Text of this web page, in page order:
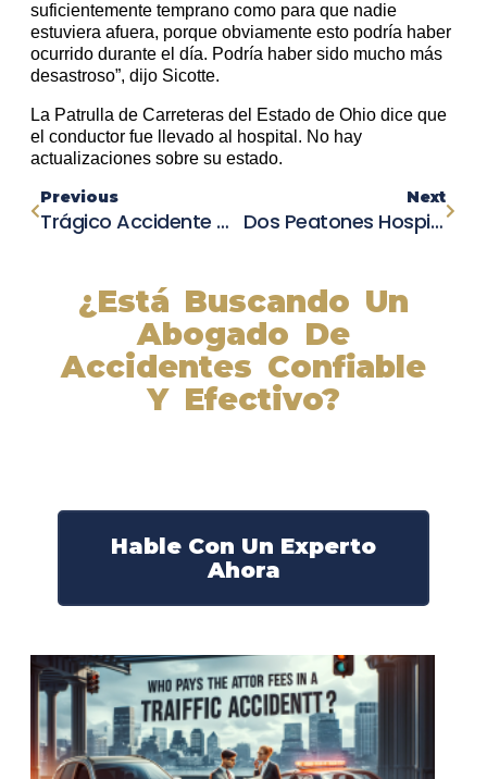
suficientemente temprano como para que nadie
estuviera afuera, porque obviamente esto podría haber
ocurrido durante el día. Podría haber sido mucho más
desastroso”, dijo Sicotte.
La Patrulla de Carreteras del Estado de Ohio dice que
el conductor fue llevado al hospital. No hay
actualizaciones sobre su estado.
Previous
Trágico Accidente Mortal En Northridge: Motociclista Muere Atropellado En Choque Y Fuga
Next
Dos Peatones Hospitalizados Tras Ser Atropellados En Un Concurrido Estacionamiento De Un Supermercado En Arlington
¿Está Buscando Un
Abogado De
Accidentes Confiable
Y Efectivo?
Hable Con Un Experto
Ahora